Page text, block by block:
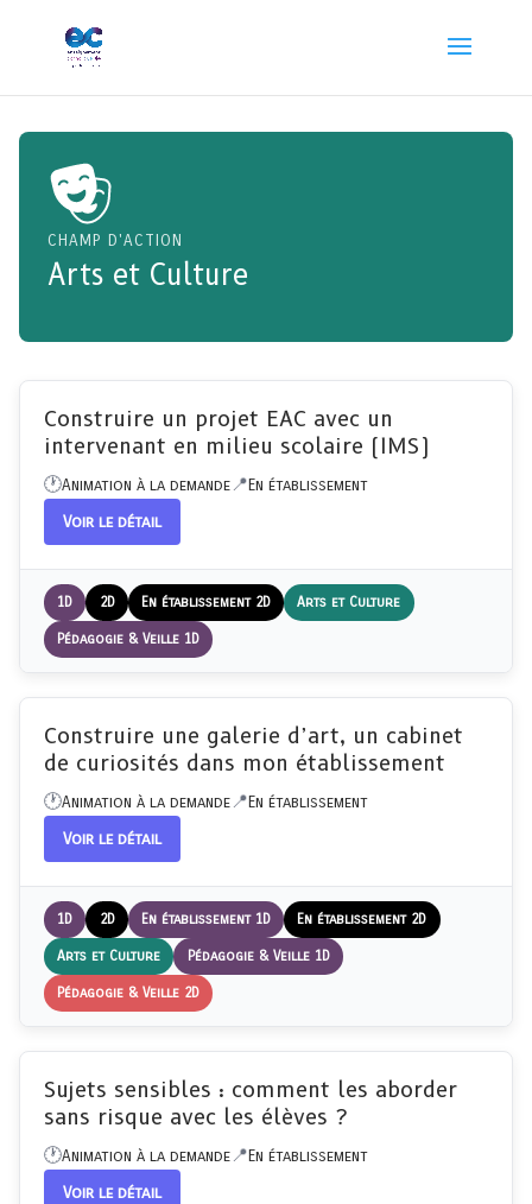
CHAMP D'ACTION
Arts et Culture
Construire un projet EAC avec un
intervenant en milieu scolaire (IMS)
Animation à la demande
En établissement
Voir le détail
1D 2D En établissement 2D Arts et Culture
Pédagogie & Veille 1D
Construire une galerie d’art, un cabinet
de curiosités dans mon établissement
Animation à la demande
En établissement
Voir le détail
1D 2D En établissement 1D En établissement 2D
Arts et Culture Pédagogie & Veille 1D
Pédagogie & Veille 2D
Sujets sensibles : comment les aborder
sans risque avec les élèves ?
Animation à la demande
En établissement
Voir le détail